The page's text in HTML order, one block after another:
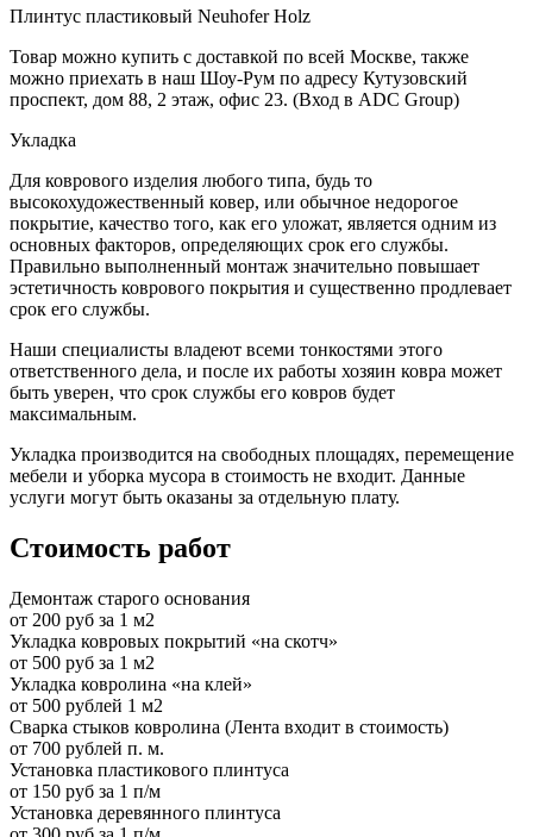
Плинтус пластиковый Neuhofer Holz
Товар можно купить с доставкой по всей Москве, также
можно приехать в наш Шоу-Рум по адресу Кутузовский
проспект, дом 88, 2 этаж, офис 23. (Вход в ADC Group)
Укладка
Для коврового изделия любого типа, будь то
высокохудожественный ковер, или обычное недорогое
покрытие, качество того, как его уложат, является одним из
основных факторов, определяющих срок его службы.
Правильно выполненный монтаж значительно повышает
эстетичность коврового покрытия и существенно продлевает
срок его службы.
Наши специалисты владеют всеми тонкостями этого
ответственного дела, и после их работы хозяин ковра может
быть уверен, что срок службы его ковров будет
максимальным.
Укладка производится на свободных площадях, перемещение
мебели и уборка мусора в стоимость не входит. Данные
услуги могут быть оказаны за отдельную плату.
Стоимость работ
Демонтаж старого основания
от 200 руб за 1 м2
Укладка ковровых покрытий «на скотч»
от 500 руб за 1 м2
Укладка ковролина «на клей»
от 500 рублей 1 м2
Сварка стыков ковролина (Лента входит в стоимость)
от 700 рублей п. м.
Установка пластикового плинтуса
от 150 руб за 1 п/м
Установка деревянного плинтуса